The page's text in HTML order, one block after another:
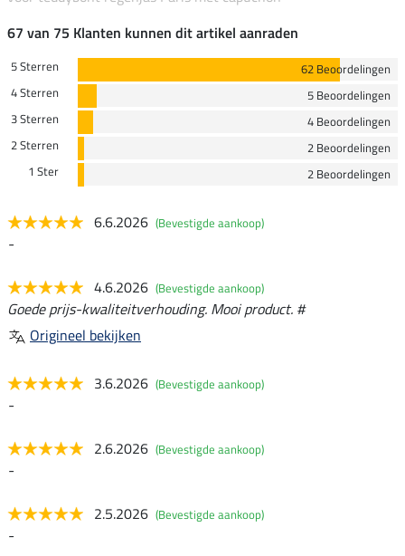
67 van 75 Klanten kunnen dit artikel aanraden
5 Sterren
62 Beoordelingen
4 Sterren
5 Beoordelingen
3 Sterren
4 Beoordelingen
2 Sterren
2 Beoordelingen
1 Ster
2 Beoordelingen
6.6.2026 (Bevestigde aankoop)
-
4.6.2026 (Bevestigde aankoop)
Goede prijs-kwaliteitverhouding. Mooi product. #
Origineel bekijken
3.6.2026 (Bevestigde aankoop)
-
2.6.2026 (Bevestigde aankoop)
-
2.5.2026 (Bevestigde aankoop)
-